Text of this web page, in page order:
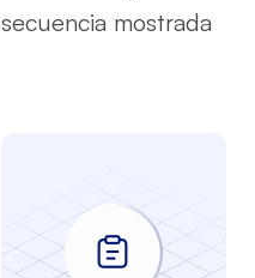
secuencia mostrada